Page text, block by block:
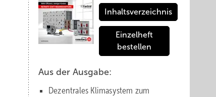
Inhaltsverzeichnis
Einzelheft
bestellen
Aus der Ausgabe:
Dezentrales Klimasystem zum